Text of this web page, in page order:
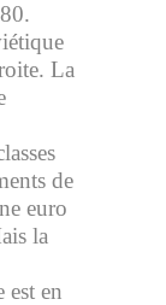
La
de
euro
la
est en